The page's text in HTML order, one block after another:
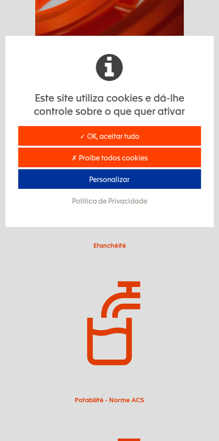
Etanchéité
Potabilité - Norme ACS
Este site utiliza cookies e dá-lhe
controle sobre o que quer ativar
✓ OK, aceitar tudo
✗ Proíbe todos cookies
Personalizar
Política de Privacidade